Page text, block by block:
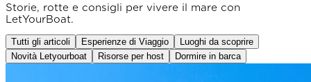
Storie, rotte e consigli per vivere il mare con
LetYourBoat.
Tutti gli articoli Esperienze di Viaggio
Luoghi da scoprire
Novità Letyourboat
Risorse per host Dormire in barca